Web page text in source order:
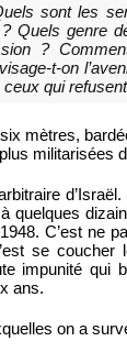
sont les
Quels genre
?
t-on
qui
mètres,
militarisées
d’Israël.
quelques
C’est ne
se
impunité qui
ans.
on a